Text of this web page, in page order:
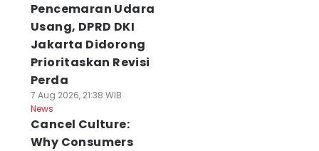
Pencemaran Udara
Usang, DPRD DKI
Jakarta Didorong
Prioritaskan Revisi
Perda
7 Aug 2026, 21:38 WIB
News
Cancel Culture:
Why Consumers